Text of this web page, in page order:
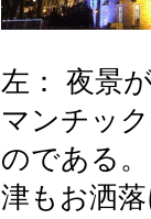
左： 夜景
マンチッ
のである
津もお洒